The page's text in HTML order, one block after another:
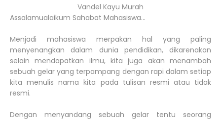
Vandel Kayu Murah
Assalamualaikum Sahabat Mahasiswa...
Menjadi mahasiswa merpakan hal yang paling
menyenangkan dalam dunia pendidikan, dikarenakan
selain mendapatkan ilmu, kita juga akan menambah
sebuah gelar yang terpampang dengan rapi dalam setiap
kita menulis nama kita pada tulisan resmi atau tidak
resmi.
Dengan menyandang sebuah gelar tentu seorang